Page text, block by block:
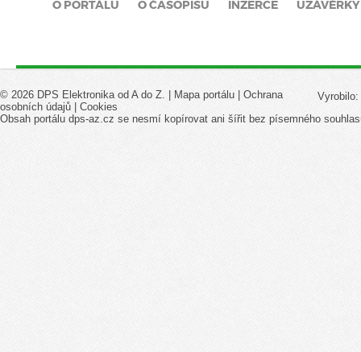
O PORTÁLU O ČASOPISU INZERCE UZÁVĚRKY
Vyrobilo:
© 2026 DPS Elektronika od A do Z. | Mapa portálu
Ochrana
osobních údajů
Cookies
Obsah portálu dps-az.cz se nesmí kopírovat ani šířit bez písemného